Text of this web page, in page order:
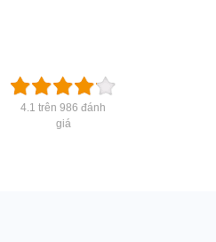
4.1 trên 986 đánh
giá